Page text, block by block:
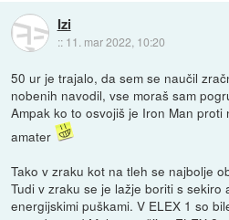
Izi
:: 11. mar 2022, 10:20
50 ur je trajalo, da sem se naučil
nobenih navodil, vse moraš sam
Ampak ko to osvojiš je Iron Man
amater
Tako v zraku kot na tleh se najbolje
Tudi v zraku se je lažje boriti s sekiro
energijskimi puškami. V ELEX 1 so